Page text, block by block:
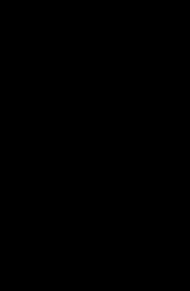
do obranného
k stabilnému rastu
ďalšieho rozvoja. Celý